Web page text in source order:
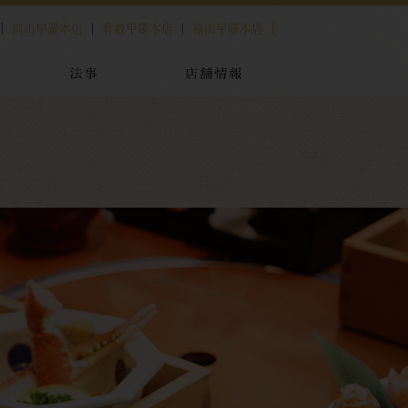
岡山甲羅本店 ｜ 倉敷甲羅本店 ｜ 福山甲羅本店 ｜